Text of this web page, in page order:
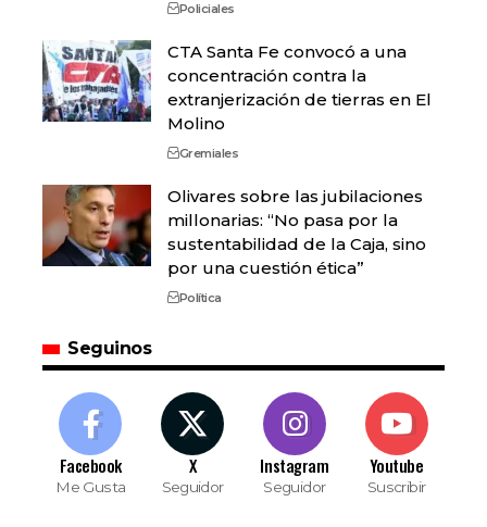
Policiales
CTA Santa Fe convocó a una
concentración contra la
extranjerización de tierras en El
Molino
Gremiales
Olivares sobre las jubilaciones
millonarias: “No pasa por la
sustentabilidad de la Caja, sino
por una cuestión ética”
Política
Seguinos
Facebook
Me Gusta
X
Seguidor
Instagram
Seguidor
Youtube
Suscribir